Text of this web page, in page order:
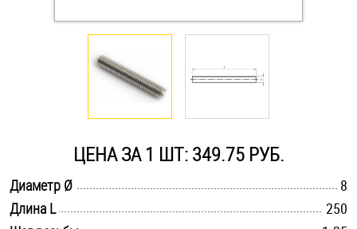
Крюки, кольца с шурупной резьбой
Оснастка и аксессуары для яхт
Саморезы и шурупы
Стопорные кольца
ЦЕНА ЗА 1 ШТ: 349.75 РУБ.
Диаметр Ø
8
Длина L
250